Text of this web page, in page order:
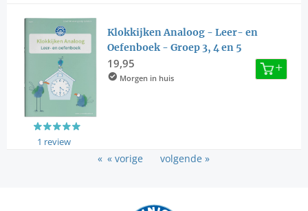
1 review
Klokkijken Analoog - Leer- en
Oefenboek - Groep 3, 4 en 5
19,95
Morgen in huis
« vorige volgende »